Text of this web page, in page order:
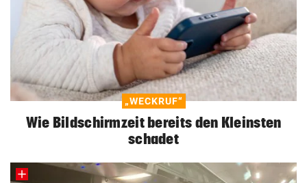
„WECKRUF“
Wie Bildschirmzeit bereits den Kleinsten
schadet